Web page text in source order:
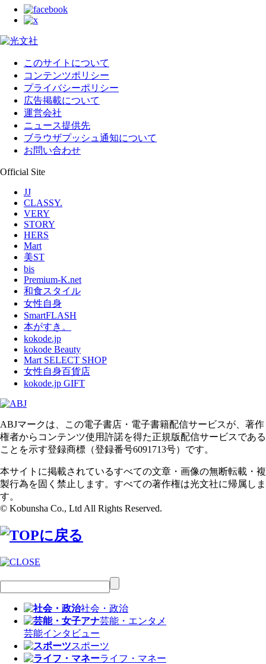
このサイトについて
コンテンツポリシー
プライバシーポリシー
広告掲載について
運営会社
ニュース提供先
ブラウザプッシュ通知について
お問い合わせ
Official Site
JJ
CLASSY.
VERY
STORY
HERS
Mart
美ST
bis
Premium-K.net
和食スタイル
女性自身
SmartFLASH
本がすき。
kokode.jp
kokode Beauty
Mart SELECT SHOP
女性自身百貨店
kokode.jp GIFT
ABJマークは、この電子書店・電子書籍配信サービスが、著作
権者からコンテンツ使用許諾を得た正規版配信サービスである
ことを示す登録商標（登録番号6091713号）です。
本サイトに掲載されているすべての文章・画像の無断転載・複
製行為を固く禁止します。すべての著作権は光文社に帰属しま
す。
© Kobunsha Co., Ltd All Rights Reserved.
社会・政治
芸能・エンタメ
芸能インタビュー
スポーツ
ライフ・マネー